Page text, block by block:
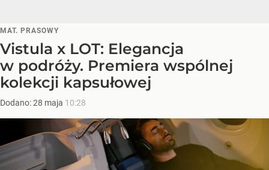
MAT. PRASOWY
Vistula x LOT: Elegancja
w podróży. Premiera wspólnej
kolekcji kapsułowej
Dodano:28 maja 10:28